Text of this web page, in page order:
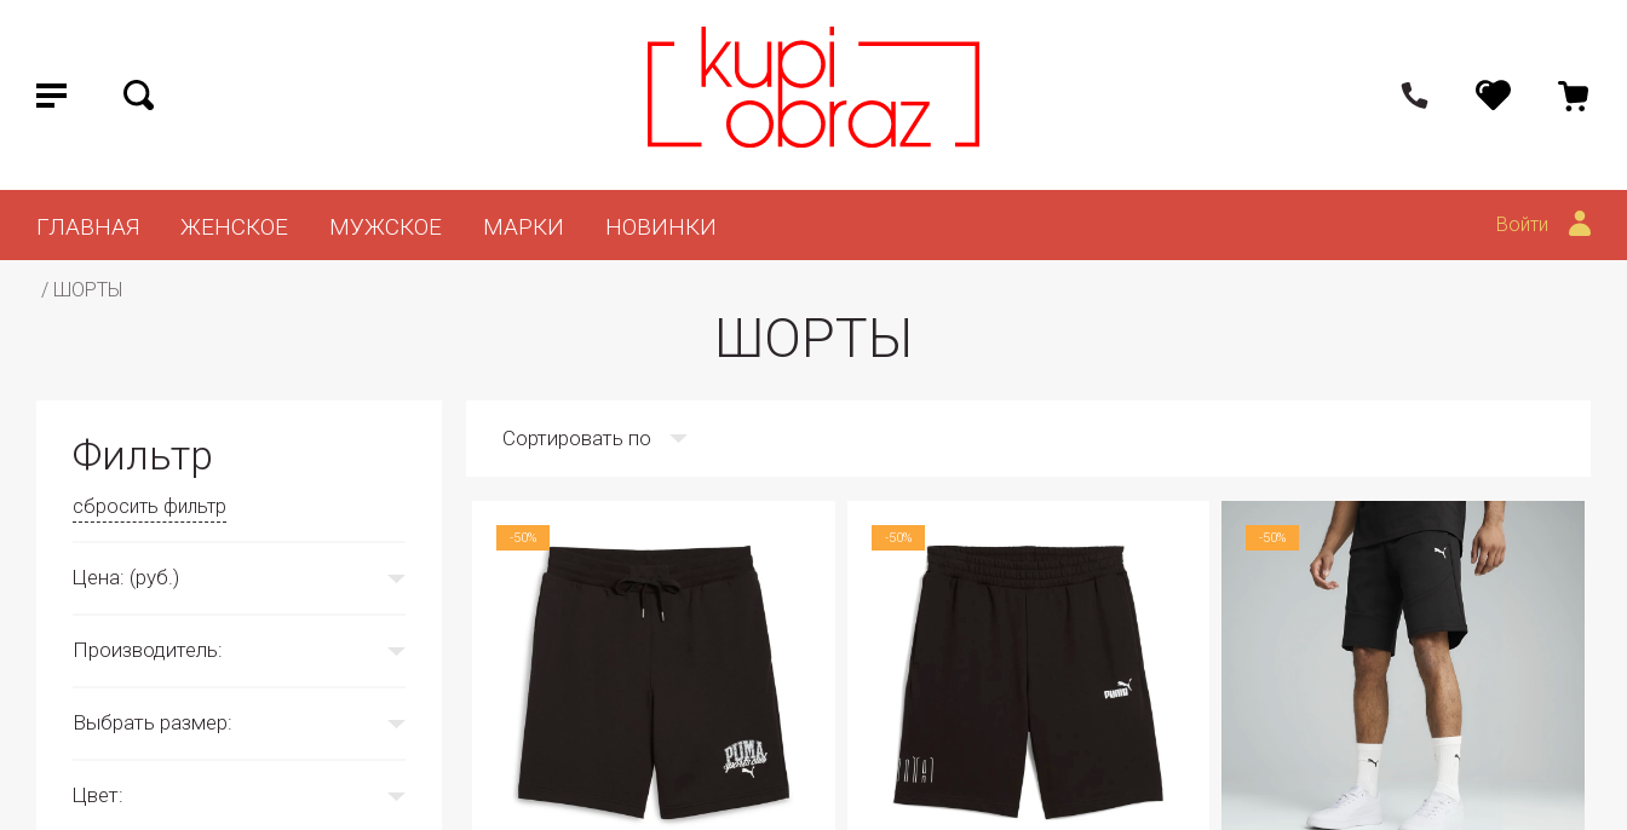
ГЛАВНАЯ ЖЕНСКОЕ МУЖСКОЕ МАРКИ НОВИНКИ Войти
/ ШОРТЫ
ШОРТЫ
Фильтр
сбросить фильтр
Цена: (руб.)
Производитель:
Выбрать размер:
Цвет:
Сортировать по
-50% -50% -50%